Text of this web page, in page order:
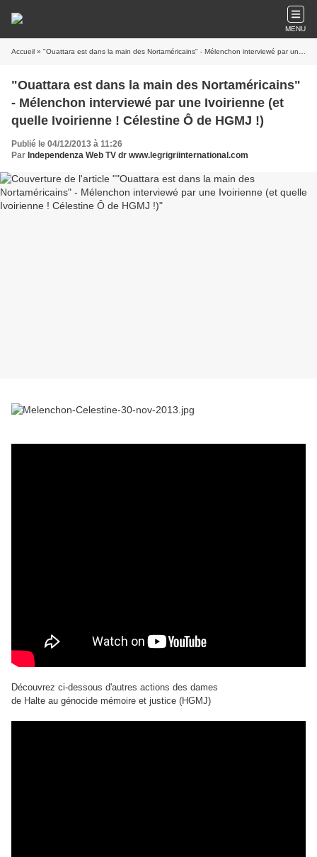
MENU
Accueil » "Ouattara est dans la main des Nortaméricains" - Mélenchon interviewé par une Ivoirienne (et quelle Ivoirienne ! Célestine Ô de HGMJ !)
"Ouattara est dans la main des Nortaméricains"
- Mélenchon interviewé par une Ivoirienne (et
quelle Ivoirienne ! Célestine Ô de HGMJ !)
Publié le 04/12/2013 à 11:26
Par Independenza Web TV dr www.legrigriinternational.com
Découvrez ci-dessous d'autres actions des dames
de Halte au génocide mémoire et justice (HGMJ)